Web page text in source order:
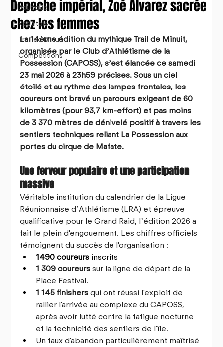
Boutique
Résultats
Trail de Minuit
Compétitions
Depeche impérial, Zoé Alvarez sacrée
chez les femmes
La 14ème édition du mythique Trail de Minuit,
organisée par le Club d’Athlétisme de la
Possession (CAPOSS), s’est élancée ce samedi
23 mai 2026 à 23h59 précises. Sous un ciel
étoilé et au rythme des lampes frontales, les
coureurs ont bravé un parcours exigeant de 60
kilomètres (pour 93,7 km-effort) et pas moins
de 3 370 mètres de dénivelé positif à travers les
sentiers techniques reliant La Possession aux
portes du cirque de Mafate.
Une ferveur populaire et une participation
massive
Véritable institution du calendrier de la Ligue
Réunionnaise d’Athlétisme (LRA) et épreuve
qualificative pour le Grand Raid, l’édition 2026 a
fait le plein d'engouement. Les chiffres officiels
témoignent du succès de l'organisation :
1490 coureurs inscrits
1 309 coureurs sur la ligne de départ de la
Place Festival.
1 145 finishers qui ont réussi l'exploit de
rallier l'arrivée au complexe du CAPOSS,
après avoir lutté contre la fatigue nocturne
et la technicité des sentiers de l'île.
Un taux d'abandon particulièrement maîtrisé